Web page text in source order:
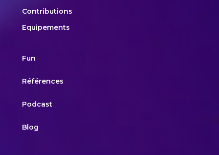
Contributions
Equipements
Fun
Références
Podcast
Blog